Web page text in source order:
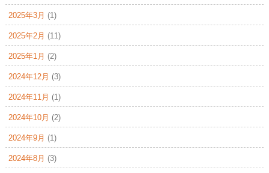
2025年3月 (1)
2025年2月 (11)
2025年1月 (2)
2024年12月 (3)
2024年11月 (1)
2024年10月 (2)
2024年9月 (1)
2024年8月 (3)